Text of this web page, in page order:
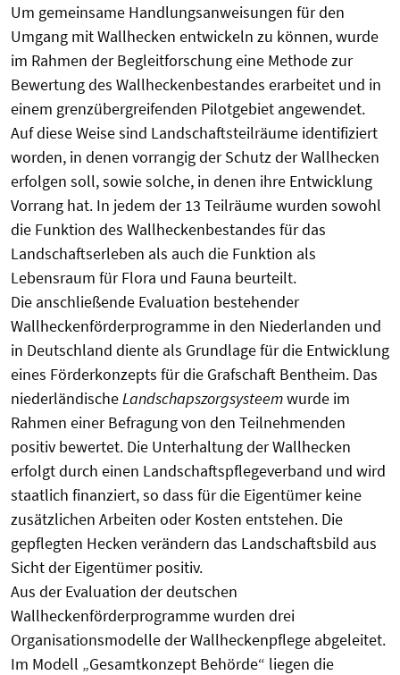
Um gemeinsame Handlungsanweisungen für den
Umgang mit Wall­hecken entwickeln zu können, wurde
im Rahmen der Begleitforschung eine Methode zur
Bewertung des Wallheckenbestandes erarbeitet und in
einem grenzübergreifenden Pilotgebiet angewendet.
Auf diese Weise sind Landschaftsteilräume identifiziert
worden, in denen vorrangig der Schutz der Wallhecken
erfolgen soll, sowie solche, in denen ihre Entwicklung
Vorrang hat. In jedem der 13 Teilräume wurden sowohl
die Funktion des Wall­heckenbestandes für das
Landschaftserleben als auch die Funktion als
Lebensraum für Flora und Fauna beurteilt.
Die anschließende Evaluation bestehender
Wallheckenförderprogramme in den Niederlanden und
in Deutschland diente als Grundlage für die Entwicklung
eines Förderkonzepts für die Grafschaft Bentheim. Das
niederländischeLandschapszorgsysteemwurde im
Rahmen einer Befragung von den Teilnehmenden
positiv bewertet. Die Unterhaltung der Wallhecken
erfolgt durch einen Landschaftspflegeverband und wird
staatlich finanziert, so dass für die Eigentümer keine
zusätzlichen Arbeiten oder Kosten entstehen. Die
gepflegten Hecken verändern das Landschaftsbild aus
Sicht der Eigentümer positiv.
Aus der Evaluation der deutschen
Wallheckenförderprogramme wurden drei
Organisationsmodelle der Wallheckenpflege abgeleitet.
Im Modell „Gesamtkonzept Behörde“ liegen die